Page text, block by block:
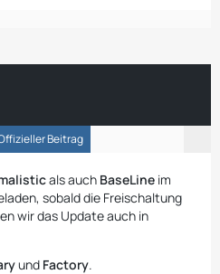
Beitrag
als auch BaseLine im
sobald die Freischaltung
wir das Update auch in
und Factory.